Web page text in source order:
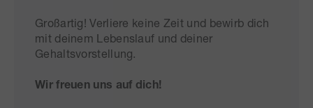
Großartig! Verliere keine Zeit und bewirb dich
mit deinem Lebenslauf und deiner
Gehaltsvorstellung.
Wir freuen uns auf dich!